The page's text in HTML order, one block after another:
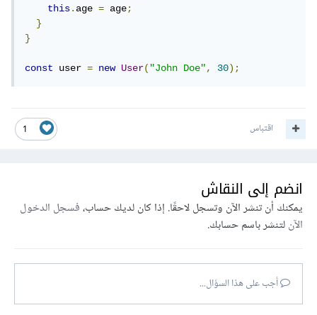
this.age = age;
}
}
const user = new User("John Doe", 30);
1 اقتباس
انضم إلى النقاش
يمكنك أن تنشر الآن وتسجل لاحقًا. إذا كان لديك حساب،فسجل الدخول
الآنلتنشر باسم حسابك.
أجب على هذا السؤال...